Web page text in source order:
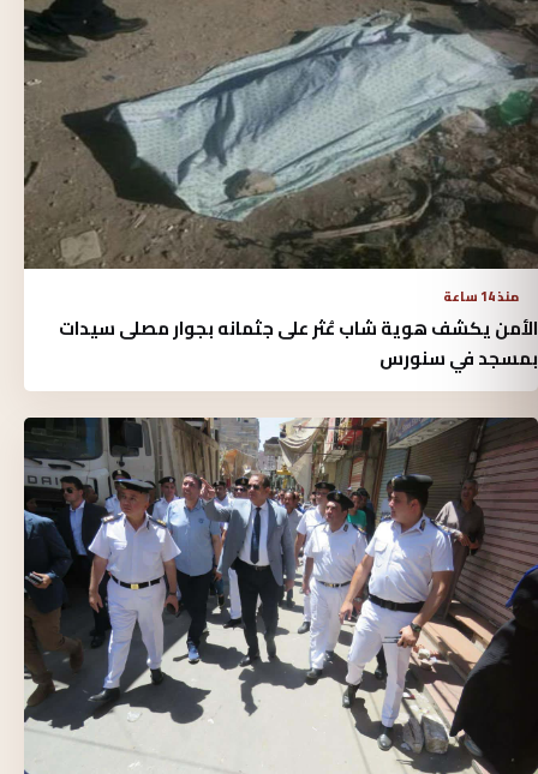
منذ 14 ساعة
الأمن يكشف هوية شاب عُثر على جثمانه بجوار مصلى سيدات
بمسجد في سنورس